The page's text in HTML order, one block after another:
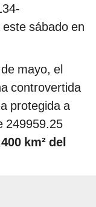
sábado en
mayo, el
controvertida
protegida a
249959.25
km² del